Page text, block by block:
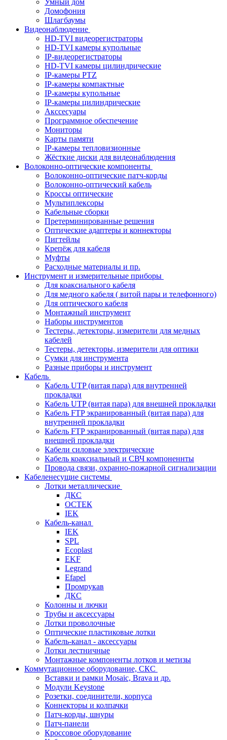
Умный дом
Домофония
Шлагбаумы
Видеонаблюдение
HD-TVI видеорегистраторы
HD-TVI камеры купольные
IP-видеорегистраторы
HD-TVI камеры цилиндрические
IP-камеры PTZ
IP-камеры компактные
IP-камеры купольные
IP-камеры цилиндрические
Акссесуары
Программное обеспечение
Мониторы
Карты памяти
IP-камеры тепловизионные
Жёсткие диски для видеонаблюдения
Волоконно-оптические компоненты
Волоконно-оптические патч-корды
Волоконно-оптический кабель
Кроссы оптические
Мультиплексоры
Кабельные сборки
Претерминированные решения
Оптические адаптеры и коннекторы
Пигтейлы
Крепёж для кабеля
Муфты
Расходные материалы и пр.
Инструмент и измерительные приборы
Для коаксиального кабеля
Для медного кабеля ( витой пары и телефонного)
Для оптического кабеля
Монтажный инструмент
Наборы инструментов
Тестеры, детекторы, измерители для медных
кабелей
Тестеры, детекторы, измерители для оптики
Сумки для инструмента
Разные приборы и инструмент
Кабель
Кабель UTP (витая пара) для внутренней
прокладки
Кабель UTP (витая пара) для внешней прокладки
Кабель FTP экранированный (витая пара) для
внутренней прокладки
Кабель FTP экранированный (витая пара) для
внешней прокладки
Кабели силовые электрические
Кабель коаксиальный и СВЧ компоненнты
Провода связи, охранно-пожарной сигнализации
Кабеленесущие системы
Лотки металлические
ДКС
ОСТЕК
IEK
Кабель-канал
IEK
SPL
Ecoplast
EKF
Legrand
Efapel
Промрукав
ДКС
Колонны и лючки
Трубы и аксессуары
Лотки проволочные
Оптические пластиковые лотки
Кабель-канал - аксессуары
Лотки лестничные
Монтажные компоненты лотков и метизы
Коммутационное оборудование, СКС
Вставки и рамки Mosaic, Brava и др.
Модули Keystone
Розетки, соединители, корпуса
Коннекторы и колпачки
Патч-корды, шнуры
Патч-панели
Кроссовое оборудование